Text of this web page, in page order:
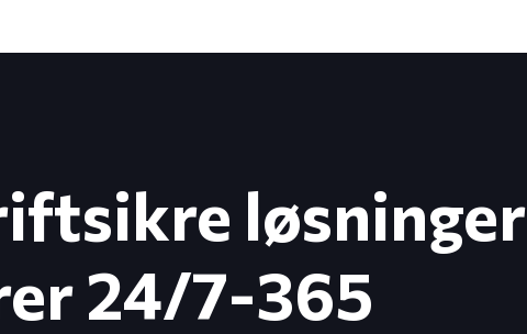
løsninger
24/7-365